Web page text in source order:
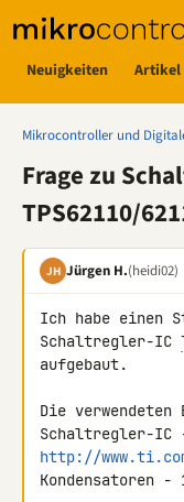
Neuigkeiten Artikel
Mikrocontroller und
Frage zu
TPS62110/
JH Jürgen H.(heidi02)
Ich habe einen
Schaltregler-IC
aufgebaut.
Die verwendeten
http://
Kondensatoren -